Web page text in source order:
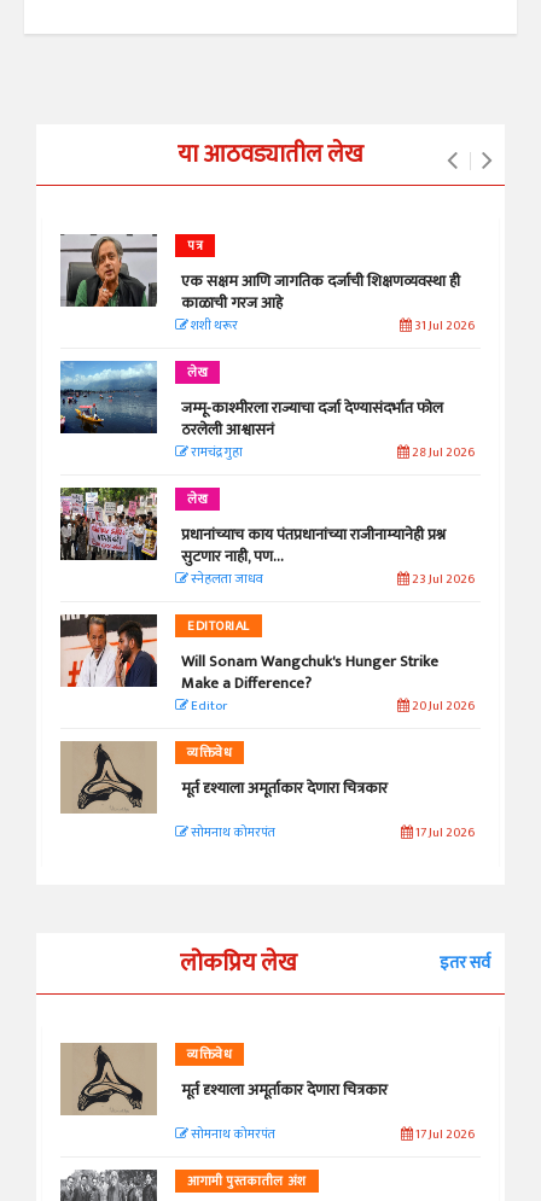
या आठवड्यातील लेख
पत्र
एक सक्षम आणि जागतिक दर्जाची शिक्षणव्यवस्था ही
काळाची गरज आहे
शशी थरूर 31 Jul 2026
लेख
जम्मू-काश्मीरला राज्याचा दर्जा देण्यासंदर्भात फोल
ठरलेली आश्वासनं
रामचंद्र गुहा 28 Jul 2026
लेख
प्रधानांच्याच काय पंतप्रधानांच्या राजीनाम्यानेही प्रश्न
सुटणार नाही, पण...
स्नेहलता जाधव 23 Jul 2026
EDITORIAL
Will Sonam Wangchuk's Hunger Strike
Make a Difference?
Editor 20 Jul 2026
व्यक्तिवेध
मूर्त दृश्याला अमूर्ताकार देणारा चित्रकार
सोमनाथ कोमरपंत 17 Jul 2026
लोकप्रिय लेख इतर सर्व
व्यक्तिवेध
मूर्त दृश्याला अमूर्ताकार देणारा चित्रकार
सोमनाथ कोमरपंत 17 Jul 2026
आगामी पुस्तकातील अंश